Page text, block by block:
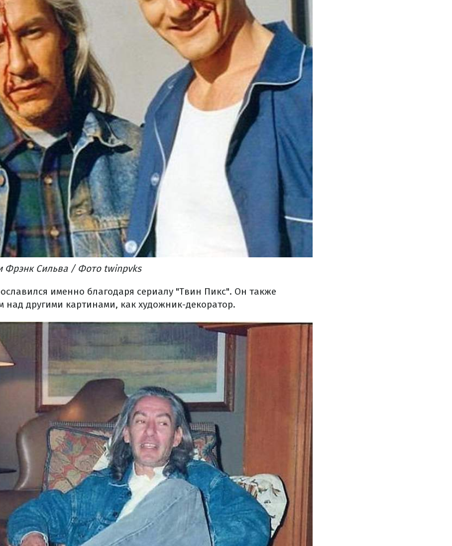
Фрэнк Сильва / Фото twinpvks
именно благодаря сериалу "Твин Пикс". Он также
над другими картинами, как художник-декоратор.